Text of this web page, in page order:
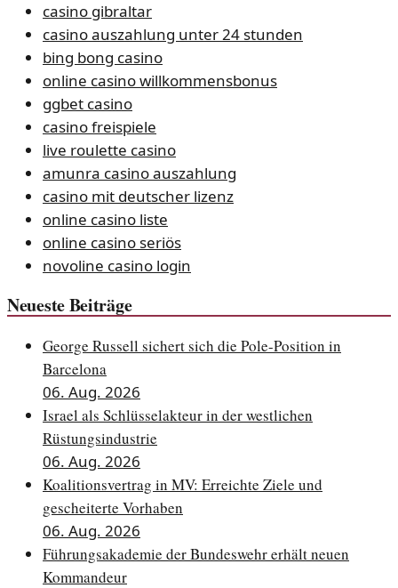
casino gibraltar
casino auszahlung unter 24 stunden
bing bong casino
online casino willkommensbonus
ggbet casino
casino freispiele
live roulette casino
amunra casino auszahlung
casino mit deutscher lizenz
online casino liste
online casino seriös
novoline casino login
Neueste Beiträge
George Russell sichert sich die Pole-Position in
Barcelona
06. Aug. 2026
Israel als Schlüsselakteur in der westlichen
Rüstungsindustrie
06. Aug. 2026
Koalitionsvertrag in MV: Erreichte Ziele und
gescheiterte Vorhaben
06. Aug. 2026
Führungsakademie der Bundeswehr erhält neuen
Kommandeur